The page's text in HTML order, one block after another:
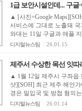
1급 보안시설인데... 구글
▲ [사진=Google
서비스에 그대로 노출돼
와대는 11일 구글과 애플
디지털뉴스팀 26.01.15
제주서 수상한 목선 잇따
▲ 1월 12일 제주시 구좌읍
샷][SOH] 최근 제주 해안
경은 밀입국 및 방첩 혐의
디지털뉴스팀 26.01.14